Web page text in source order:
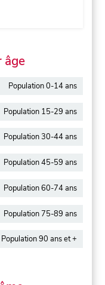
âge
Population 0-14 ans
Population 15-29 ans
Population 30-44 ans
Population 45-59 ans
Population 60-74 ans
Population 75-89 ans
Population 90 ans et +